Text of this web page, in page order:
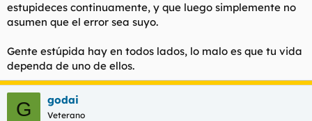
estupideces continuamente, y que luego simplemente no
asumen que el error sea suyo.
Gente estúpida hay en todos lados, lo malo es que tu vida
dependa de uno de ellos.
G godai
Veterano